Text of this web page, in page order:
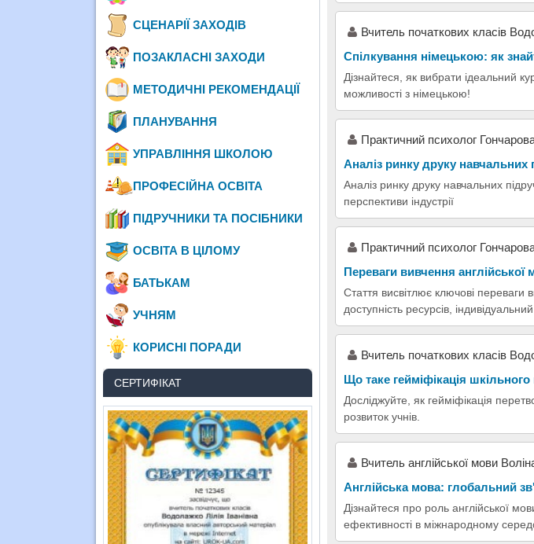
Вчитель початкових класів
Спілкування німецькою: як
Дізнайтеся, як вибрати ідеальний
можливості з німецькою!
Практичний психолог
Аналіз ринку друку навчальних
Аналіз ринку друку навчальних
перспективи індустрії
Практичний психолог
Переваги вивчення
Стаття висвітлює ключові переваги
доступність ресурсів, індивідуальний
Вчитель початкових класів
Що таке гейміфікація
Досліджуйте, як гейміфікація
розвиток учнів.
Вчитель англійської мови
Англійська мова: глобальний
Дізнайтеся про роль англійської
ефективності в міжнародному
СЦЕНАРІЇ ЗАХОДІВ
ПОЗАКЛАСНІ ЗАХОДИ
МЕТОДИЧНІ РЕКОМЕНДАЦІЇ
ПЛАНУВАННЯ
УПРАВЛІННЯ ШКОЛОЮ
ПРОФЕСІЙНА ОСВІТА
ПІДРУЧНИКИ ТА ПОСІБНИКИ
ОСВІТА В ЦІЛОМУ
БАТЬКАМ
УЧНЯМ
КОРИСНІ ПОРАДИ
СЕРТИФІКАТ